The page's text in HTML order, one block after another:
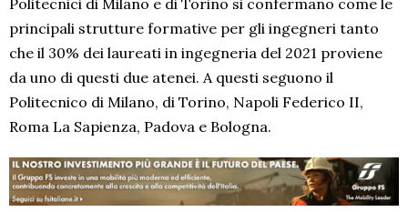
Politecnici di Milano e di Torino si confermano come le
principali strutture formative per gli ingegneri tanto
che il 30% dei laureati in ingegneria del 2021 proviene
da uno di questi due atenei. A questi seguono il
Politecnico di Milano, di Torino, Napoli Federico II,
Roma La Sapienza, Padova e Bologna.